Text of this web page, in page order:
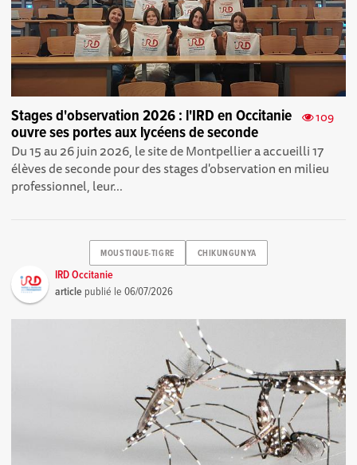
109
Stages d'observation 2026 : l'IRD en Occitanie
ouvre ses portes aux lycéens de seconde
Du 15 au 26 juin 2026, le site de Montpellier a accueilli 17
élèves de seconde pour des stages d'observation en milieu
professionnel, leur...
MOUSTIQUE-TIGRE CHIKUNGUNYA
IRD Occitanie
article publié le06/07/2026